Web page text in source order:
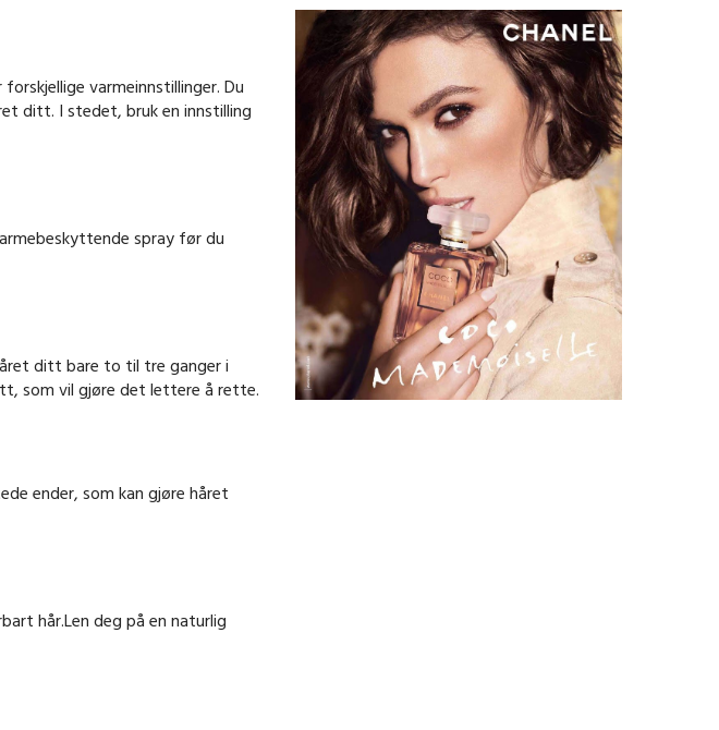
varmeinnstillinger. Du
ditt. I stedet, bruk en innstilling
spray før du
ditt bare to til tre ganger i
som vil gjøre det lettere å rette.
ender, som kan gjøre håret
hår.Len deg på en naturlig